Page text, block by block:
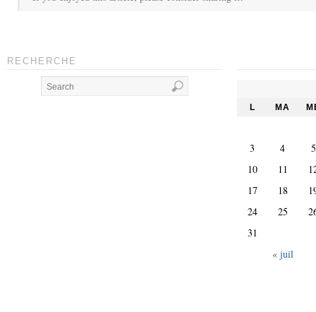
RECHERCHE
L MA
« juil
3 4
5
10
11
17
18
24
25
31